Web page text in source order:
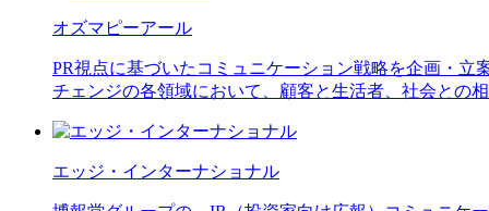
オズマピーアール
PR視点に基づいたコミュニケーション戦略を企画・
チェンジの各領域において、顧客と生活者、社会との
エッジ・インターナショナル